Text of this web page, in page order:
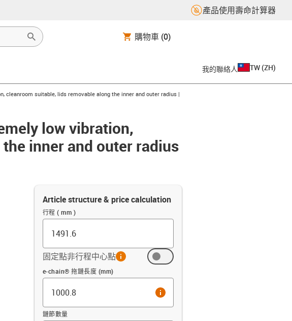
產品使用壽命計算器
購物車 (0)
我的聯絡人 TW (ZH)
cleanroom suitable, lids removable along the inner and outer radius |
low vibration,
inner and outer radius
Article structure & price calculation
行程 ( mm )
固定點非行程中心點info
抵消 (mm)
e-chain® 拖鏈長度 (mm)
info
鏈節數量